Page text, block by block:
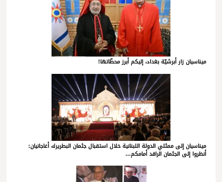
ميناسيان زار أبرشيّة بغداد، إليكم أبرز محطّاتها!
ميناسيان إلى ممثلي الدولة اللبنانية خلال استقبال جثمان البطريرك أغاجانيان:
أنظروا إلى الجثمان الراقد أمامكم…